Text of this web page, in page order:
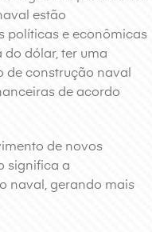
estão
políticas e econômicas
dólar, ter uma
de construção naval
de acordo
de novos
significa a
naval, gerando mais